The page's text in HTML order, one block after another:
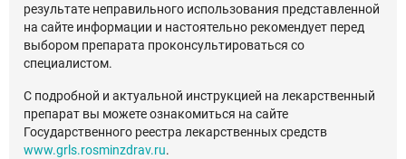
результате неправильного использования представленной
на сайте информации и настоятельно рекомендует перед
выбором препарата проконсультироваться со
специалистом.
С подробной и актуальной инструкцией на лекарственный
препарат вы можете ознакомиться на сайте
Государственного реестра лекарственных средств
www.grls.rosminzdrav.ru.